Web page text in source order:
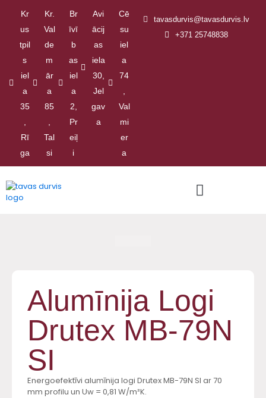
Kr
us
tpil
s
iel
a
35
Rī
ga
Kr.
Val
de
m
ār
a
85
Tal
si
Br
īvī
b
as
iel
a
2,
Pr
eiļ
i
Avi
ācij
as
iela
30,
Jel
gav
a
Cē
su
iel
a
74
Val
mi
er
a
tavasdurvis@tavasdurvis.lv
+371 25748838
Alumīnija Logi
Drutex MB-79N
SI
Energoefektīvi alumīnija logi Drutex MB-79N SI ar 70
mm profilu un Uw = 0,81 W/m²K.